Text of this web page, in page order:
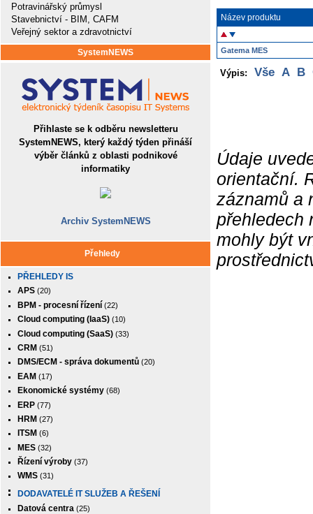
Potravinářský průmysl
Stavebnictví - BIM, CAFM
Veřejný sektor a zdravotnictví
SystemNEWS
Přihlaste se k odběru newsletteru
SystemNEWS, který každý týden přináší
výběr článků z oblasti podnikové
informatiky
Archiv SystemNEWS
Přehledy
PŘEHLEDY IS
APS (20)
BPM - procesní řízení (22)
Cloud computing (IaaS) (10)
Cloud computing (SaaS) (33)
CRM (51)
DMS/ECM - správa dokumentů (20)
EAM (17)
Ekonomické systémy (68)
ERP (77)
HRM (27)
ITSM (6)
MES (32)
Řízení výroby (37)
WMS (31)
DODAVATELÉ IT SLUŽEB A ŘEŠENÍ
Datová centra (25)
Název produktu
Gatema MES
Výpis: Vše A B
Údaje
orientační.
záznamů a
přehledech
mohly být